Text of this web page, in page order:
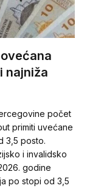
najniža
počet
primiti uvećane
3,5 posto.
i invalidsko
godine
po stopi od 3,5